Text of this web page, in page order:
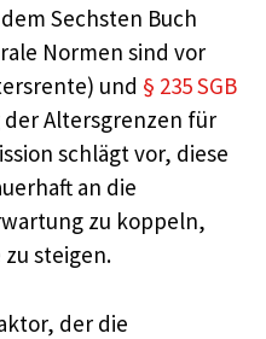
Sechsten Buch
Normen sind vor
und § 235 SGB
Altersgrenzen für
schlägt vor, diese
an die
zu koppeln,
steigen.
der die